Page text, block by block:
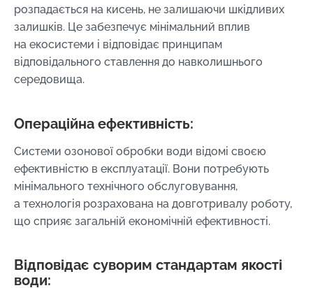
розпадається на кисень, не залишаючи шкідливих
залишків. Це забезпечує мінімальний вплив
на екосистеми і відповідає принципам
відповідального ставлення до навколишнього
середовища.
Операційна ефективність:
Системи озонової обробки води відомі своєю
ефективністю в експлуатації. Вони потребують
мінімального технічного обслуговування,
а технологія розрахована на довготривалу роботу,
що сприяє загальній економічній ефективності.
Відповідає суворим стандартам якості
води: